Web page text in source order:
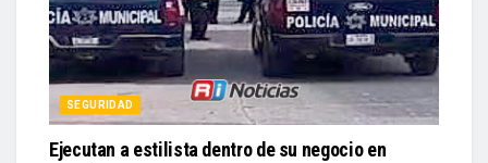
SEGURIDAD
Ejecutan a estilista dentro de su negocio en